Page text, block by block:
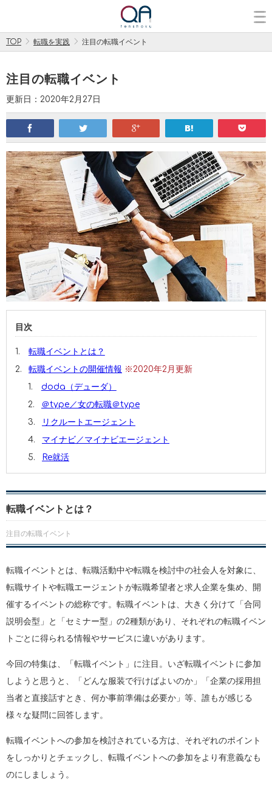
TOP 転職を実践 注目の転職イベント
注目の転職イベント
更新日：2020年2月27日
facebook twitter google hatena pocket
目次
転職イベントとは？
転職イベントの開催情報 ※2020年2月更新
doda（デューダ）
＠type／女の転職＠type
リクルートエージェント
マイナビ／マイナビエージェント
Re就活
転職イベントとは？
注目の転職イベント
転職イベントとは、転職活動中や転職を検討中の社会人を対象に、
転職サイトや転職エージェントが転職希望者と求人企業を集め、開
催するイベントの総称です。転職イベントは、大きく分けて「合同
説明会型」と「セミナー型」の2種類があり、それぞれの転職イベン
トごとに得られる情報やサービスに違いがあります。
今回の特集は、「転職イベント」に注目。いざ転職イベントに参加
しようと思うと、「どんな服装で行けばよいのか」「企業の採用担
当者と直接話すとき、何か事前準備は必要か」等、誰もが感じる
様々な疑問に回答します。
転職イベントへの参加を検討されている方は、それぞれのポイント
をしっかりとチェックし、転職イベントへの参加をより有意義なも
のにしましょう。